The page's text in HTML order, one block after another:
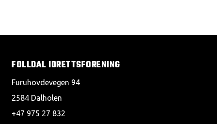
FOLLDAL IDRETTSFORENING
Furuhovdevegen 94
2584 Dalholen
+47 975 27 832